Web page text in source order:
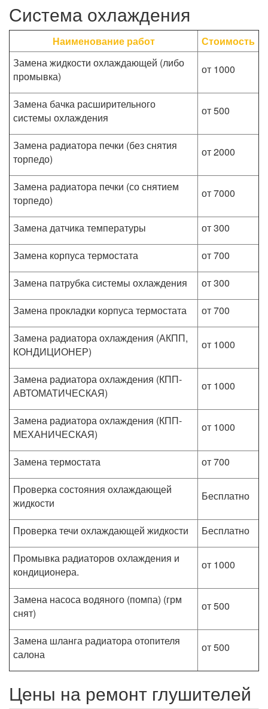
Система охлаждения
Наименование работ
Стоимость
Замена жидкости охлаждающей (либо
промывка)
от 1000
Замена бачка расширительного
системы охлаждения
от 500
Замена радиатора печки (без снятия
торпедо)
от 2000
Замена радиатора печки (со снятием
торпедо)
от 7000
Замена датчика температуры
от 300
Замена корпуса термостата
от 700
Замена патрубка системы охлаждения
от 300
Замена прокладки корпуса термостата
от 700
Замена радиатора охлаждения (АКПП,
КОНДИЦИОНЕР)
от 1000
Замена радиатора охлаждения (КПП-
АВТОМАТИЧЕСКАЯ)
от 1000
Замена радиатора охлаждения (КПП-
МЕХАНИЧЕСКАЯ)
от 1000
Замена термостата
от 700
Проверка состояния охлаждающей
жидкости
Бесплатно
Проверка течи охлаждающей жидкости
Бесплатно
Промывка радиаторов охлаждения и
кондиционера.
от 1000
Замена насоса водяного (помпа) (грм
снят)
от 500
Замена шланга радиатора отопителя
салона
от 500
Цены на ремонт глушителей